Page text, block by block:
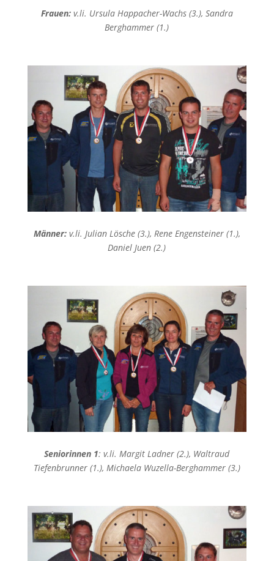
Frauen:v.li. Ursula Happacher-Wachs (3.), Sandra
Berghammer (1.)
Männer:v.li. Julian Lösche (3.), Rene Engensteiner (1.),
Daniel Juen (2.)
Seniorinnen 1: v.li. Margit Ladner (2.), Waltraud
Tiefenbrunner (1.), Michaela Wuzella-Berghammer (3.)